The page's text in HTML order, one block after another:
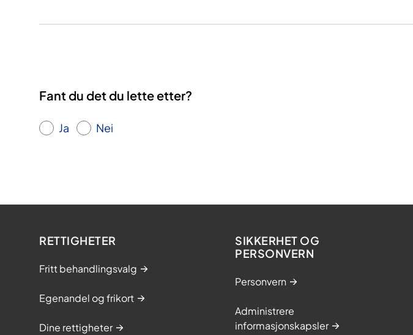
Fant du det du lette etter?
Ja Nei
RETTIGHETER
Fritt behandlingsvalg
Egenandel og frikort
Dine rettigheter
SIKKERHET OG
PERSONVERN
Personvern
Administrere
informasjonskapsler